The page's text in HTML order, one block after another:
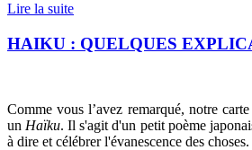
Lire la suite
HAIKU : QUELQUES
Comme vous l’avez remarqué, notre
un Haïku. Il s'agit d'un petit poème
à dire et célébrer l'évanescence des choses.